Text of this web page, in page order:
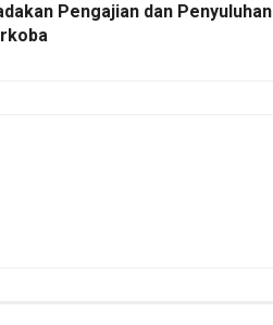
Pengajian dan Penyuluhan